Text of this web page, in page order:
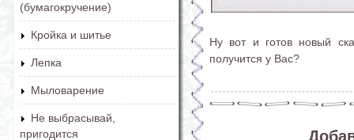
(бумагокручение)
Кройка и шитье
Лепка
Мыловарение
Не выбрасывай,
пригодится
Ну вот и готов новый
получится у Вас?